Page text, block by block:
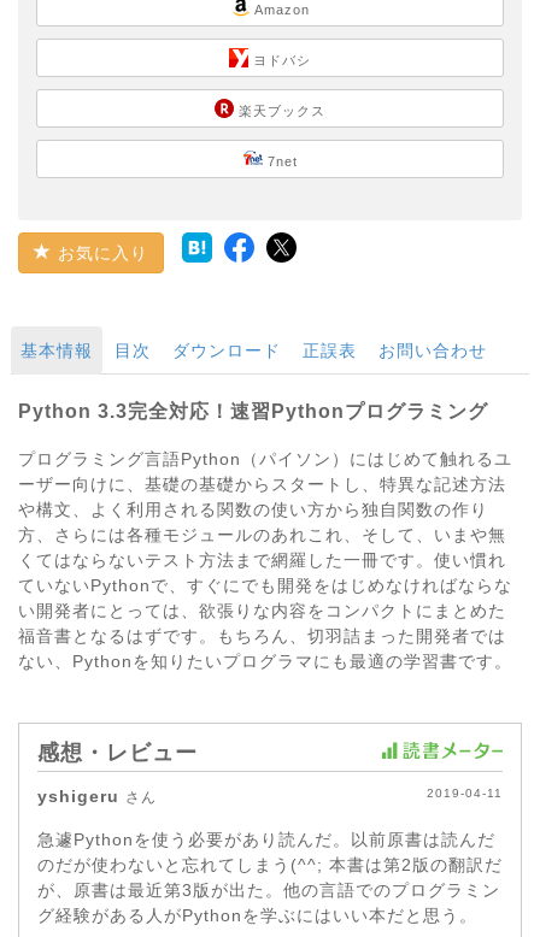
Amazon
ヨドバシ
楽天ブックス
7net
お気に入り
基本情報 目次 ダウンロード 正誤表 お問い合わせ
Python 3.3完全対応！速習Pythonプログラミング
プログラミング言語Python（パイソン）にはじめて触れるユ
ーザー向けに、基礎の基礎からスタートし、特異な記述方法
や構文、よく利用される関数の使い方から独自関数の作り
方、さらには各種モジュールのあれこれ、そして、いまや無
くてはならないテスト方法まで網羅した一冊です。使い慣れ
ていないPythonで、すぐにでも開発をはじめなければならな
い開発者にとっては、欲張りな内容をコンパクトにまとめた
福音書となるはずです。もちろん、切羽詰まった開発者では
ない、Pythonを知りたいプログラマにも最適の学習書です。
感想・レビュー
yshigeru さん 2019-04-11
急遽Pythonを使う必要があり読んだ。以前原書は読んだ
のだが使わないと忘れてしまう(^^; 本書は第2版の翻訳だ
が、原書は最近第3版が出た。他の言語でのプログラミン
グ経験がある人がPythonを学ぶにはいい本だと思う。